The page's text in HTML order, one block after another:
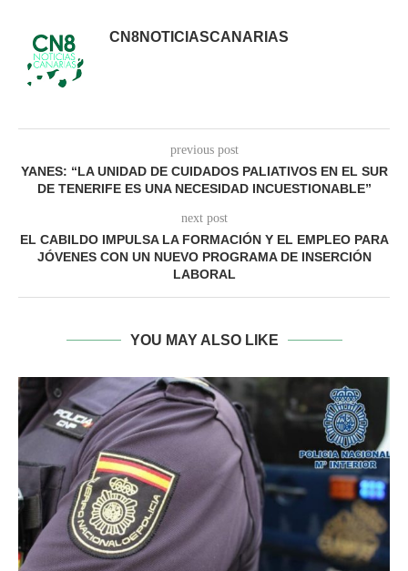
CN8NOTICIASCANARIAS
previous post
YANES: “LA UNIDAD DE CUIDADOS PALIATIVOS EN EL SUR
DE TENERIFE ES UNA NECESIDAD INCUESTIONABLE”
next post
EL CABILDO IMPULSA LA FORMACIÓN Y EL EMPLEO PARA
JÓVENES CON UN NUEVO PROGRAMA DE INSERCIÓN
LABORAL
YOU MAY ALSO LIKE